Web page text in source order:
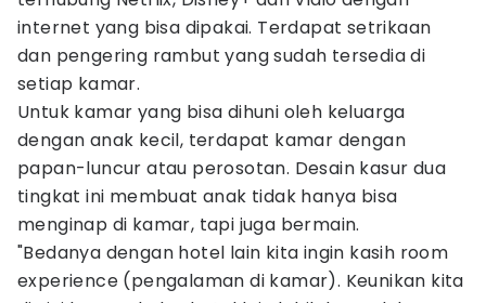
internet yang bisa dipakai. Terdapat setrikaan
dan pengering rambut yang sudah tersedia di
setiap kamar.
Untuk kamar yang bisa dihuni oleh keluarga
dengan anak kecil, terdapat kamar dengan
papan-luncur atau perosotan. Desain kasur dua
tingkat ini membuat anak tidak hanya bisa
menginap di kamar, tapi juga bermain.
"Bedanya dengan hotel lain kita ingin kasih room
experience (pengalaman di kamar). Keunikan kita